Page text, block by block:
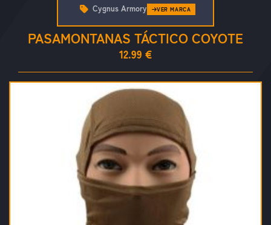
PASAMONTANAS TÁCTICO COYOTE
12.99 €
Cygnus Armory VER MARCA